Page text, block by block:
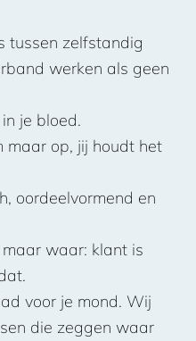
tussen zelfstandig
werken als geen
je bloed.
maar op, jij houdt het
oordeelvormend en
waar: klant is
voor je mond. Wij
die zeggen waar